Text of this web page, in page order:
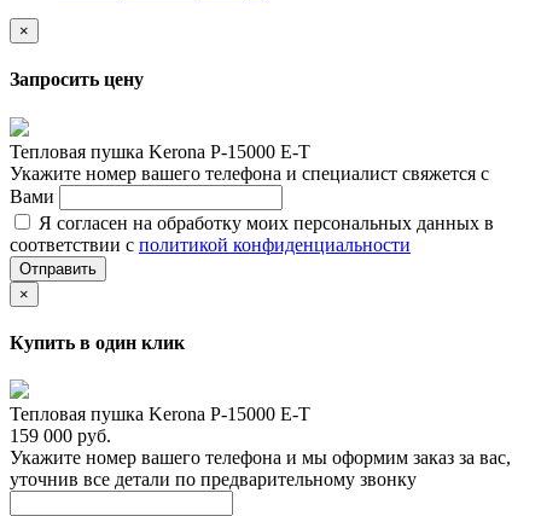
×
Запросить цену
Тепловая пушка Kerona P-15000 E-T
Укажите номер вашего телефона и специалист свяжется с
Вами
Я согласен на обработку моих персональных данных в
соответствии с политикой конфиденциальности
Отправить
×
Купить в один клик
Тепловая пушка Kerona P-15000 E-T
159 000 руб.
Укажите номер вашего телефона и мы оформим заказ за вас,
уточнив все детали по предварительному звонку